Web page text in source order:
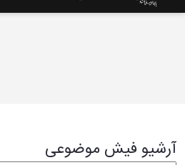
آرشیو فیش موضوعی